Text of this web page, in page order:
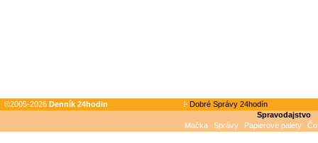
©2005-2026 Denník 24hodin
Dobré Správy 24hodín
Spravodajstvo
Mačka
Správy Papierové palety